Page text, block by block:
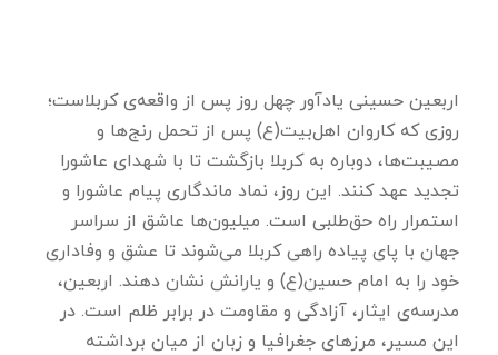
اربعین حسینی یادآور چهل روز پس از واقعه‌ی کربلاست؛
روزی که کاروان اهل‌بیت(ع) پس از تحمل رنج‌ها و
مصیبت‌ها، دوباره به کربلا بازگشت تا با شهدای عاشورا
تجدید عهد کنند. این روز، نماد ماندگاری پیام عاشورا و
استمرار راه حق‌طلبی است. میلیون‌ها عاشق از سراسر
جهان با پای پیاده راهی کربلا می‌شوند تا عشق و وفاداری
خود را به امام حسین(ع) و یارانش نشان دهند. اربعین،
مدرسه‌ی ایثار، آزادگی و مقاومت در برابر ظلم است. در
این مسیر، مرزهای جغرافیا و زبان از میان برداشته